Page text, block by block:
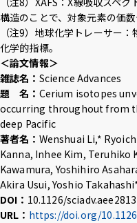
構造のことで、対象元素の価
（注9）地球化学トレーサー
化学的指標。
＜論文情報＞
雑誌名： Science Advances
題 名： Cerium isotopes
occurring throughout from
deep Pacific
著者名： Wenshuai Li,*
Kanna, Inhee Kim, Teruhiko
Kawamura, Yoshihiro
Akira Usui, Yoshio Takahashi*
DOI： 10.1126/sciadv.aee2813
URL： https://doi.org/